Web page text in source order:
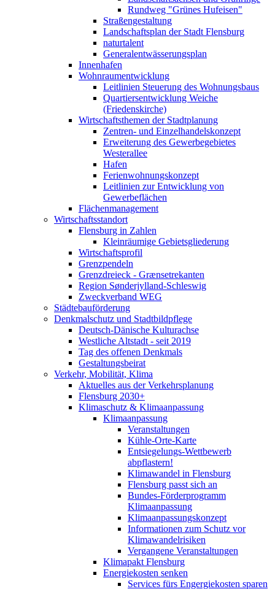
Rundweg "Grünes Hufeisen"
Straßengestaltung
Landschaftsplan der Stadt Flensburg
naturtalent
Generalentwässerungsplan
Innenhafen
Wohnraumentwicklung
Leitlinien Steuerung des Wohnungsbaus
Quartiersentwicklung Weiche
(Friedenskirche)
Wirtschaftsthemen der Stadtplanung
Zentren- und Einzelhandelskonzept
Erweiterung des Gewerbegebietes
Westerallee
Hafen
Ferienwohnungskonzept
Leitlinien zur Entwicklung von
Gewerbeflächen
Flächenmanagement
Wirtschaftsstandort
Flensburg in Zahlen
Kleinräumige Gebietsgliederung
Wirtschaftsprofil
Grenzpendeln
Grenzdreieck - Grænsetrekanten
Region Sønderjylland-Schleswig
Zweckverband WEG
Städtebauförderung
Denkmalschutz und Stadtbildpflege
Deutsch-Dänische Kulturachse
Westliche Altstadt - seit 2019
Tag des offenen Denkmals
Gestaltungsbeirat
Verkehr, Mobilität, Klima
Aktuelles aus der Verkehrsplanung
Flensburg 2030+
Klimaschutz & Klimaanpassung
Klimaanpassung
Veranstaltungen
Kühle-Orte-Karte
Entsiegelungs-Wettbewerb
abpflastern!
Klimawandel in Flensburg
Flensburg passt sich an
Bundes-Förderprogramm
Klimaanpassung
Klimaanpassungskonzept
Informationen zum Schutz vor
Klimawandelrisiken
Vergangene Veranstaltungen
Klimapakt Flensburg
Energiekosten senken
Services fürs Engergiekosten sparen